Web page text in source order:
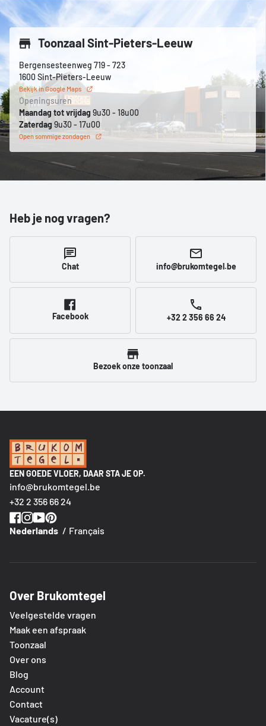
Toonzaal Sint-Pieters-Leeuw
Bergensesteenweg 719 - 723
1600 Sint-Pieters-Leeuw
Bekijk in Google Maps
Openingsuren
Maandag tot vrijdag 9u30 - 18u00
Zaterdag 9u30 - 17u00
Open sommige zondagen
Heb je nog vragen?
Chat info@brukomtegel.be
Facebook +32 2 356 66 24
Bezoek onze toonzaal
EEN GOEDE VLOER, DAAR STA JE OP.
info@brukomtegel.be
+32 2 356 66 24
Nederlands Français
Over Brukomtegel
Veelgestelde vragen
Maak een afspraak
Toonzaal
Over ons
Blog
Account
Contact
Vacature(s)